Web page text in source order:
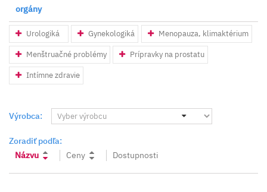
orgány
Urologiká Gynekologiká Menopauza, klimaktérium
Menštruačné problémy Prípravky na prostatu
Intímne zdravie
Výrobca:
Zoradiť podľa:
Názvu
Ceny Dostupnosti